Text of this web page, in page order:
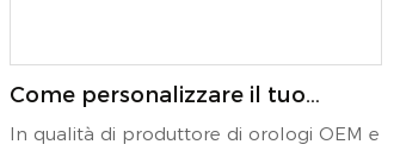
Come personalizzare il tuo
orologio? | VDEAR
In qualità di produttore di orologi OEM e